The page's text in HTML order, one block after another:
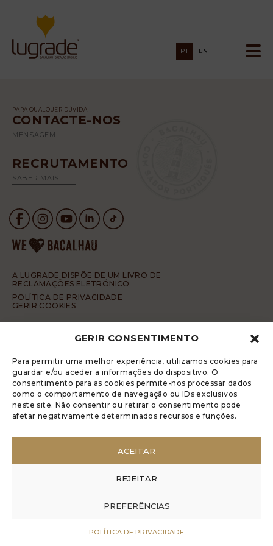
GERIR CONSENTIMENTO
Para permitir uma melhor experiência, utilizamos cookies para
guardar e/ou aceder a informações do dispositivo. O
consentimento para as cookies permite-nos processar dados
como o comportamento de navegação ou IDs exclusivos
neste site. Não consentir ou retirar o consentimento pode
afetar negativamente determinados recursos e funções.
ACEITAR
REJEITAR
PREFERÊNCIAS
POLÍTICA DE PRIVACIDADE
PT EN
PARA QUALQUER DÚVIDA
CONTACTE-NOS
MENSAGEM
RECRUTAMENTO
SABER MAIS
A LUGRADE DISPÕE DE UM LIVRO DE
RECLAMAÇÕES ELETRÓNICO
POLÍTICA DE PRIVACIDADE
GERIR COOKIES
CÓDIGO DE CONDUTA DA DENÚNCIA ANÓNIMA
© 2017 Rui Veríssimo Design